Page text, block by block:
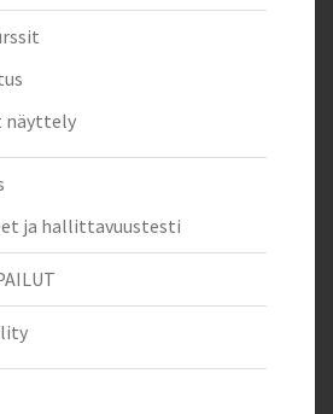
näyttely
ja hallittavuustesti